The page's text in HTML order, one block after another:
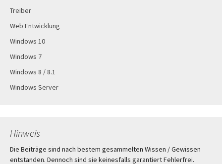
Treiber
Web Entwicklung
Windows 10
Windows 7
Windows 8 / 8.1
Windows Server
Hinweis
Die Beiträge sind nach bestem gesammelten Wissen / Gewissen
entstanden. Dennoch sind sie keinesfalls garantiert Fehlerfrei.